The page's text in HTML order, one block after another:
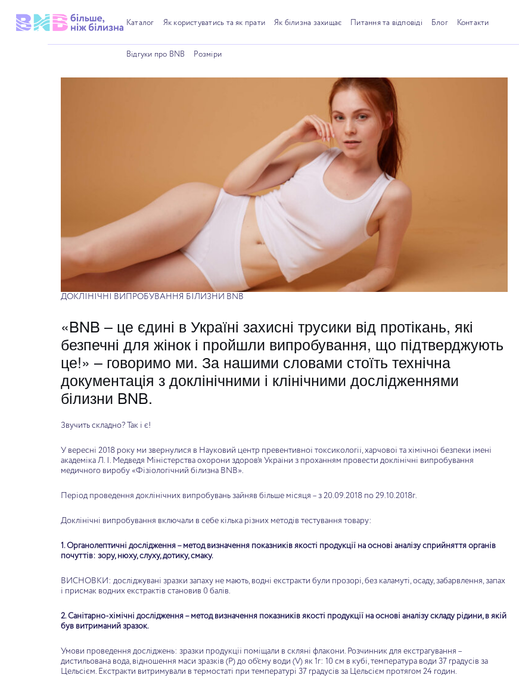
content
Каталог Як користуватись та як прати Як білизна захищає Питання та відповіді Блог Контакти
Відгуки про BNB Розміри
ДОКЛІНІЧНІ ВИПРОБУВАННЯ БІЛИЗНИ BNB
«BNB – це єдині в Україні захисні трусики від протікань, які
безпечні для жінок і пройшли випробування, що підтверджують
це!» – говоримо ми. За нашими словами стоїть технічна
документація з доклінічними і клінічними дослідженнями
білизни BNB.
Звучить складно? Так і є!
У вересні 2018 року ми звернулися в Науковий центр превентивної токсикології, харчової та хімічної безпеки імені
академіка Л. І. Медведя Міністерства охорони здоров’я України з проханням провести доклінічні випробування
медичного виробу «Фізіологічний білизна BNB».
Період проведення доклінічних випробувань зайняв більше місяця – з 20.09.2018 по 29.10.2018г.
Доклінічні випробування включали в себе кілька різних методів тестування товару:
1. Органолептичні дослідження – метод визначення показників якості продукції на основі аналізу сприйняття органів
почуттів: зору, нюху, слуху, дотику, смаку.
ВИСНОВКИ: досліджувані зразки запаху не мають, водні екстракти були прозорі, без каламуті, осаду, забарвлення, запах
і присмак водних екстрактів становив 0 балів.
2. Санітарно-хімічні дослідження – метод визначення показників якості продукції на основі аналізу складу рідини, в якій
був витриманий зразок.
Умови проведення досліджень: зразки продукції поміщали в скляні флакони. Розчинник для екстрагування –
дистильована вода, відношення маси зразків (Р) до об’єму води (V) як 1г: 10 см в кубі, температура води 37 градусів за
Цельсієм. Екстракти витримували в термостаті при температурі 37 градусів за Цельсієм протягом 24 годин.
Спорт BNB BLACK трусики з захисною
ластовицею стандартного розміру
5.00
Original
price
was:
₴520.00.
Current
price
is:
Додати в кошик
Прокладка для менструацій Максі 5
крапель